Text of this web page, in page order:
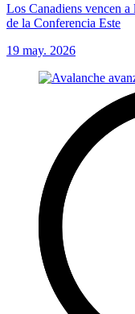
Los Canadiens vencen a
de la Conferencia Este
19 may. 2026